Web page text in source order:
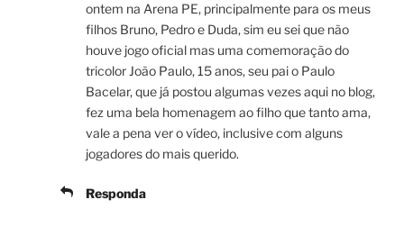
ontem na Arena PE, principalmente para os meus
filhos Bruno, Pedro e Duda, sim eu sei que não
houve jogo oficial mas uma comemoração do
tricolor João Paulo, 15 anos, seu pai o Paulo
Bacelar, que já postou algumas vezes aqui no blog,
fez uma bela homenagem ao filho que tanto ama,
vale a pena ver o vídeo, inclusive com alguns
jogadores do mais querido.
Responda